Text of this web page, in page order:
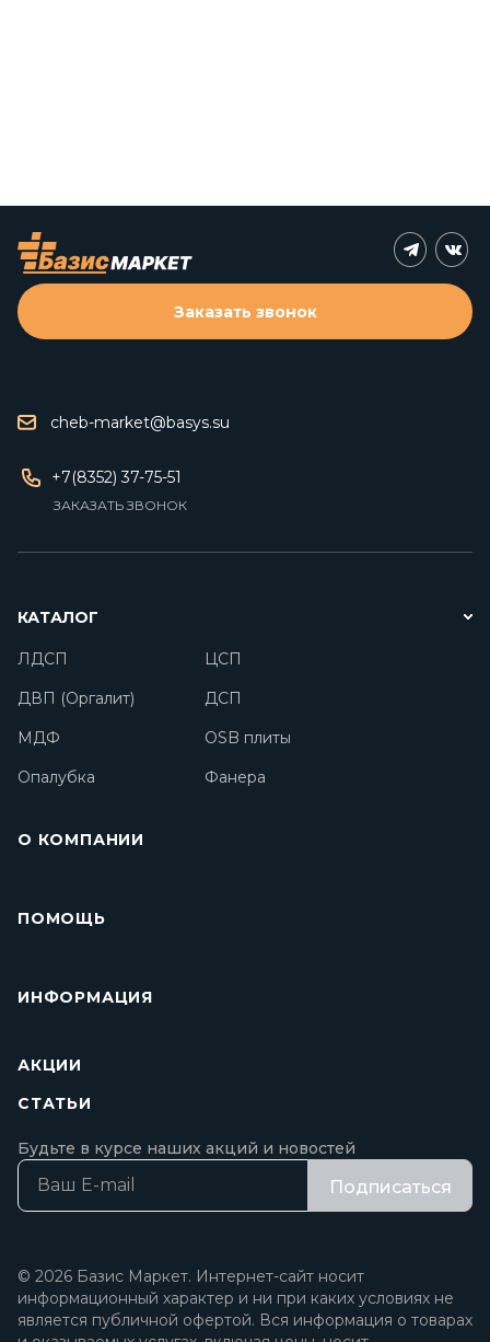
cheb-market@basys.su
+7(8352) 37-75-51
ЗАКАЗАТЬ ЗВОНОК
Заказать звонок
КАТАЛОГ
ЛДСП
ЦСП
ДВП (Оргалит)
ДСП
МДФ
OSB плиты
Опалубка
Фанера
О КОМПАНИИ
ПОМОЩЬ
ИНФОРМАЦИЯ
АКЦИИ
СТАТЬИ
Будьте в курсе наших акций и новостей
Подписаться
© 2026 Базис Маркет. Интернет-сайт носит
информационный характер и ни при каких условиях не
является публичной офертой. Вся информация о товарах